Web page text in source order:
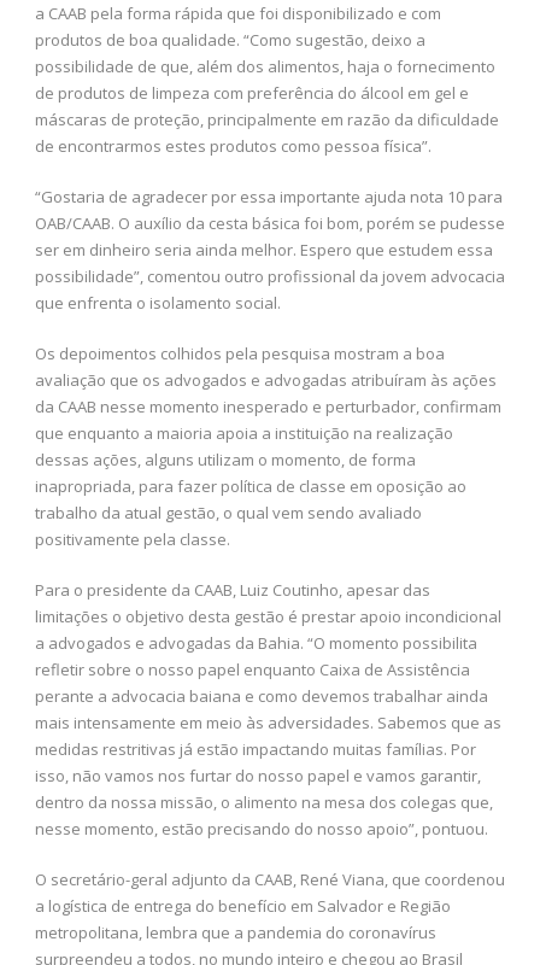
a CAAB pela forma rápida que foi disponibilizado e com
produtos de boa qualidade. “Como sugestão, deixo a
possibilidade de que, além dos alimentos, haja o fornecimento
de produtos de limpeza com preferência do álcool em gel e
máscaras de proteção, principalmente em razão da dificuldade
de encontrarmos estes produtos como pessoa física”.
“Gostaria de agradecer por essa importante ajuda nota 10 para
OAB/CAAB. O auxílio da cesta básica foi bom, porém se pudesse
ser em dinheiro seria ainda melhor. Espero que estudem essa
possibilidade”, comentou outro profissional da jovem advocacia
que enfrenta o isolamento social.
Os depoimentos colhidos pela pesquisa mostram a boa
avaliação que os advogados e advogadas atribuíram às ações
da CAAB nesse momento inesperado e perturbador, confirmam
que enquanto a maioria apoia a instituição na realização
dessas ações, alguns utilizam o momento, de forma
inapropriada, para fazer política de classe em oposição ao
trabalho da atual gestão, o qual vem sendo avaliado
positivamente pela classe.
Para o presidente da CAAB, Luiz Coutinho, apesar das
limitações o objetivo desta gestão é prestar apoio incondicional
a advogados e advogadas da Bahia. “O momento possibilita
refletir sobre o nosso papel enquanto Caixa de Assistência
perante a advocacia baiana e como devemos trabalhar ainda
mais intensamente em meio às adversidades. Sabemos que as
medidas restritivas já estão impactando muitas famílias. Por
isso, não vamos nos furtar do nosso papel e vamos garantir,
dentro da nossa missão, o alimento na mesa dos colegas que,
nesse momento, estão precisando do nosso apoio”, pontuou.
O secretário-geral adjunto da CAAB, René Viana, que coordenou
a logística de entrega do benefício em Salvador e Região
metropolitana, lembra que a pandemia do coronavírus
surpreendeu a todos, no mundo inteiro e chegou ao Brasil